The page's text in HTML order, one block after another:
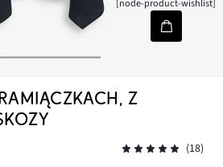
[node-product-wishlist]
Z
(18)